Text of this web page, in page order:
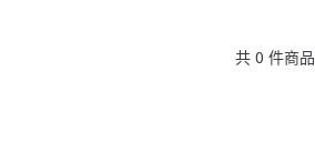
共 0 件商品